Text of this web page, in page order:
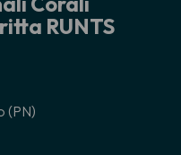
RUNTS
(PN)